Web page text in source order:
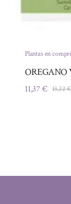
Plantas en
OREGANO
13,22€El
11,37€
El